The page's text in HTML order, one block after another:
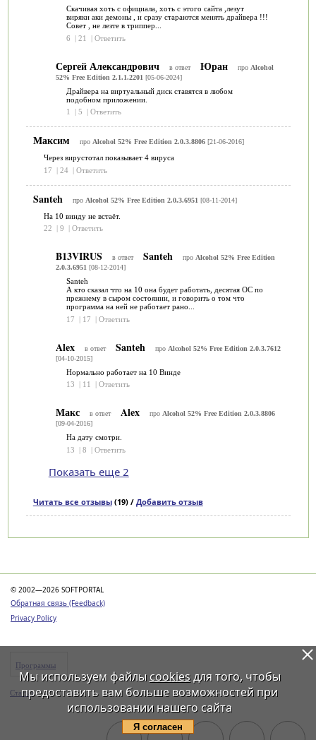
Скачивая хоть с официала, хоть с этого сайта ,лезут
виряки аки демоны , и сразу стараются менять драйвера !!!
Совет , не лезте в триппер...
6
| 21 | Ответить
Сергей Александрович в ответ Юран про Alcohol
52% Free Edition 2.1.1.2201 [05-06-2024]
Драйвера на виртуальный диск ставятся в любом
подобном приложении.
1
5 Ответить
Максим про Alcohol 52% Free Edition 2.0.3.8806[21-06-2016]
Через вирустотал показывает 4 вируса
17
| 24 | Ответить
Santeh про Alcohol 52% Free Edition 2.0.3.6951 [08-11-2014]
На 10 винду не встаёт.
22
9 Ответить
B13VIRUS в ответ Santeh про Alcohol 52% Free Edition
2.0.3.6951[08-12-2014]
Santeh
А кто сказал что на 10 она будет работать, десятая ОС по
прежнему в сыром состоянии, и говорить о том что
программа на ней не работает рано...
17
| 17 | Ответить
Alex в ответ Santeh про Alcohol 52% Free Edition 2.0.3.7612
[04-10-2015]
Нормально работает на 10 Винде
13
11 Ответить
Макс в ответ Alex про Alcohol 52% Free Edition 2.0.3.8806
[09-04-2016]
На дату смотри.
13
| 8 | Ответить
Показать еще 2
Читать все отзывы(19) / Добавить отзыв
© 2002—2026 SOFTPORTAL
Обратная связь (Feedback)
Privacy Policy
Программы
Статьи
Мы используем файлы cookiesдля того, чтобы
предоставить вам больше возможностей при
использовании нашего сайта